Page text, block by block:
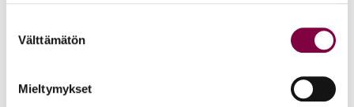
valinta
Välttämätön
Mieltymykset
ihmisoikeusmobilisaation tapaukseen: aborttioikeuksiin
Irlannissa, transihmisten oikeuksiin Ruotsissa ja